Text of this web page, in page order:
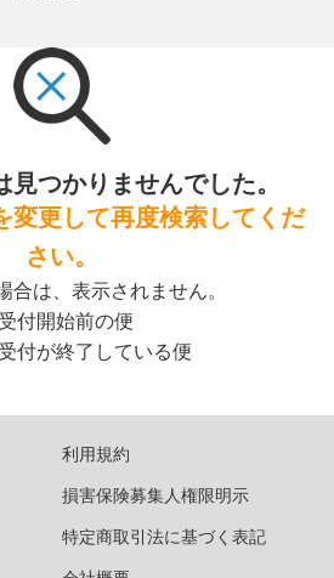
つかりませんでした。
変更して再度検索してくだ
さい。
合は、表示されません。
付開始前の便
付が終了している便
利用規約
損害保険募集人権限明示
特定商取引法に基づく表記